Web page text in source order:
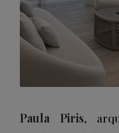
Paula Piris,